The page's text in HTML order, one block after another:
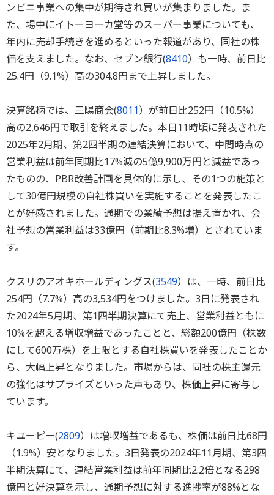
ンビニ事業への集中が期待され買いが集まりました。ま
た、場中にイトーヨーカ堂等のスーパー事業についても、
年内に売却手続きを進めるといった報道があり、同社の株
価を支えました。なお、セブン銀行(8410）も一時、前日比
25.4円（9.1%）高の304.8円まで上昇しました。
決算銘柄では、三陽商会(8011）が前日比252円（10.5%）
高の2,646円で取引を終えました。本日11時頃に発表された
2025年2月期、第2四半期の連結決算において、中間時点の
営業利益は前年同期比17%減の5億9,900万円と減益であっ
たものの、PBR改善計画を具体的に示し、その1つの施策と
して30億円規模の自社株買いを実施することを発表したこ
とが好感されました。通期での業績予想は据え置かれ、会
社予想の営業利益は33億円（前期比8.3%増）とされていま
す。
クスリのアオキホールディングス(3549）は、一時、前日比
254円（7.7%）高の3,534円をつけました。3日に発表され
た2024年5月期、第1四半期決算にて売上、営業利益ともに
10%を超える増収増益であったことと、総額200億円（株数
にして600万株）を上限とする自社株買いを発表したことか
ら、大幅上昇となりました。市場からは、同社の株主還元
の強化はサプライズといった声もあり、株価上昇に寄与し
ています。
キユーピー(2809）は増収増益であるも、株価は前日比68円
（1.9%）安となりました。3日発表の2024年11月期、第3四
半期決算にて、連結営業利益は前年同期比2.2倍となる298
億円と好決算を示し、通期予想に対する進捗率が88%とな